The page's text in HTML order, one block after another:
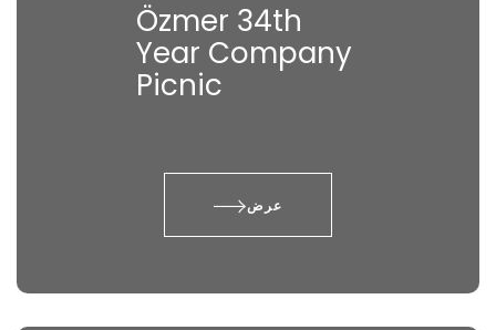
Özmer 34th
Year Company
Picnic
عرض